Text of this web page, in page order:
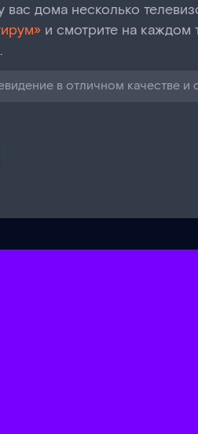
вас дома несколько
и смотрите на каждом
в отличном качестве и